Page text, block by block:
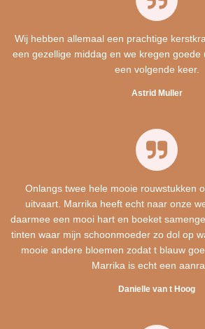
Wij hebben allemaal een prachtige
een gezellige middag en we kregen goede
een volgende keer.
Astrid Muller
Onlangs twee hele mooie rouwstukken
uitvaart. Marrika heeft echt naar onze
daarmee een mooi hart en boeket
tinten waar mijn schoonmoeder zo dol op
mooie andere bloemen zodat t blauw
Marrika is echt een
Danielle van t Hoog